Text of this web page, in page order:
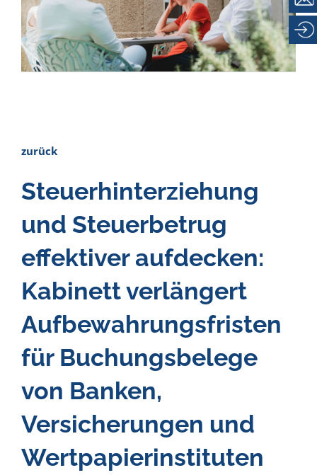
Karriere
Kontakt
zurück
Steuerhinterziehung
und Steuerbetrug
effektiver aufdecken:
Kabinett verlängert
Aufbewahrungsfristen
für Buchungsbelege
von Banken,
Versicherungen und
Wertpapierinstituten